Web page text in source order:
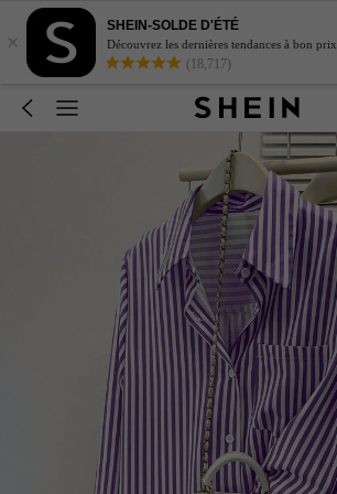
×
SHEIN-SOLDE D'ÉTÉ
Découvrez les dernières tendances à bon prix.
(18,717)